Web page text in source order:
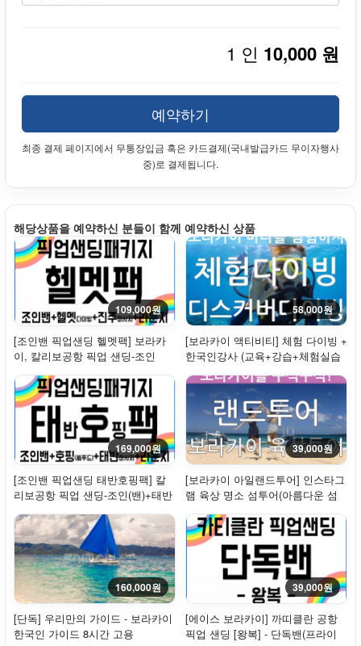
1 인 10,000 원
예약하기
최종 결제 페이지에서 무통장입금 혹은 카드결제(국내발급카드 무이자행사
중)로 결제됩니다.
해당상품을 예약하신 분들이 함께 예약하신 상품
109,000원
[조인밴 픽업샌딩 헬멧팩] 보라카
이, 칼리보공항 픽업 샌딩-조인
(밴)+라운지+...
58,000원
[보라카이 액티비티] 체험 다이빙 +
한국인강사 (교육+강습+체험실습
+수중 촬영)
169,000원
[조인밴 픽업샌딩 태반호핑팩] 칼
리보공항 픽업 샌딩-조인(밴)+태반
마사지+호...
39,000원
[보라카이 아일랜드투어] 인스타그
램 육상 명소 섬투어(아름다운 섬
일주+사진...
160,000원
[단독] 우리만의 가이드 - 보라카이
한국인 가이드 8시간 고용
39,000원
[에이스 보라카이] 까띠클란 공항
픽업 샌딩 [왕복] - 단독밴(프라이